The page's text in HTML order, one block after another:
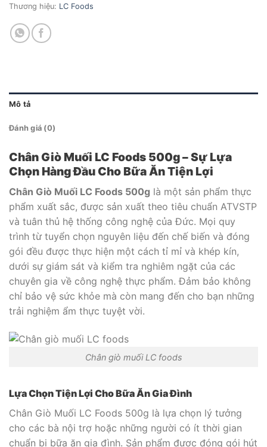
Thương hiệu: LC Foods
Mô tả
Đánh giá (0)
Chân Giò Muối LC Foods 500g – Sự Lựa
Chọn Hàng Đầu Cho Bữa Ăn Tiện Lợi
Chân Giò Muối LC Foods 500g là một sản phẩm thực
phẩm xuất sắc, được sản xuất theo tiêu chuẩn ATVSTP
và tuân thủ hệ thống công nghệ của Đức. Mọi quy
trình từ tuyển chọn nguyên liệu đến chế biến và đóng
gói đều được thực hiện một cách tỉ mỉ và khép kín,
dưới sự giám sát và kiểm tra nghiêm ngặt của các
chuyên gia về công nghệ thực phẩm. Đảm bảo không
chỉ bảo vệ sức khỏe mà còn mang đến cho bạn những
trải nghiệm ẩm thực tuyệt vời.
Chân giò muối LC foods
Lựa Chọn Tiện Lợi Cho Bữa Ăn Gia Đình
Chân Giò Muối LC Foods 500g là lựa chọn lý tưởng
cho các bà nội trợ hoặc những người có ít thời gian
chuẩn bị bữa ăn gia đình. Sản phẩm được đóng gói hút